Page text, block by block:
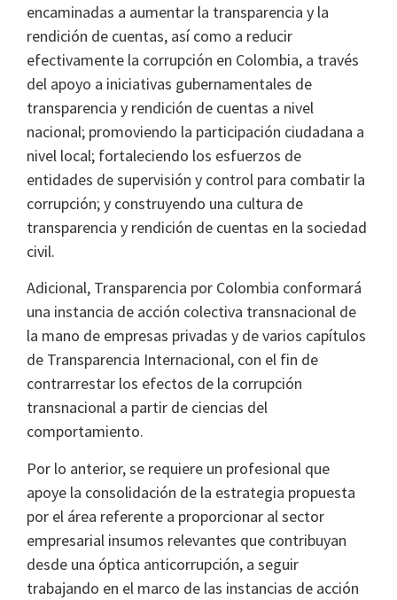
encaminadas a aumentar la transparencia y la
rendición de cuentas, así como a reducir
efectivamente la corrupción en Colombia, a través
del apoyo a iniciativas gubernamentales de
transparencia y rendición de cuentas a nivel
nacional; promoviendo la participación ciudadana a
nivel local; fortaleciendo los esfuerzos de
entidades de supervisión y control para combatir la
corrupción; y construyendo una cultura de
transparencia y rendición de cuentas en la sociedad
civil.
Adicional, Transparencia por Colombia conformará
una instancia de acción colectiva transnacional de
la mano de empresas privadas y de varios capítulos
de Transparencia Internacional, con el fin de
contrarrestar los efectos de la corrupción
transnacional a partir de ciencias del
comportamiento.
Por lo anterior, se requiere un profesional que
apoye la consolidación de la estrategia propuesta
por el área referente a proporcionar al sector
empresarial insumos relevantes que contribuyan
desde una óptica anticorrupción, a seguir
trabajando en el marco de las instancias de acción